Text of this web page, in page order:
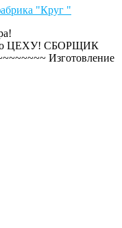
"Круг "
ЦЕХУ! СБОРЩИК
Изготовление